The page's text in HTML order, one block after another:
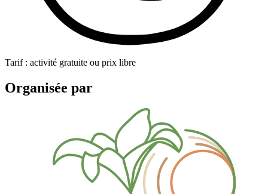
Tarif : activité gratuite ou prix libre
Organisée par